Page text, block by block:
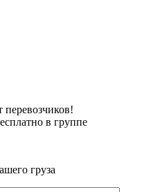
в группе
груза